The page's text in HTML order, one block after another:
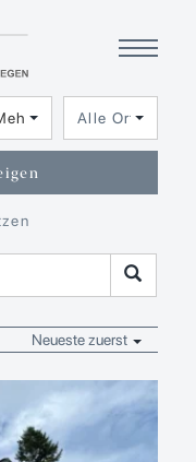
Alle Orte
Neueste zuerst